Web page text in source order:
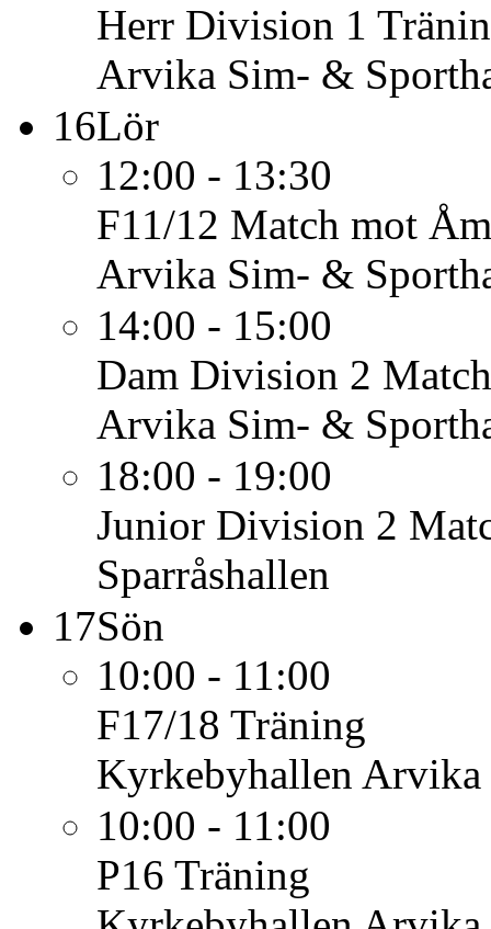
Herr Division 1
Arvika Sim- &
16Lör
12:00 - 13:30
F11/12 Match mot
Arvika Sim- &
14:00 - 15:00
Dam Division 2
Arvika Sim- &
18:00 - 19:00
Junior Division 2
Sparråshallen
17Sön
10:00 - 11:00
F17/18 Träning
Kyrkebyhallen Arvika
10:00 - 11:00
P16 Träning